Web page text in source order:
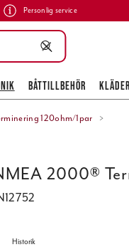
Personlig service
BÅTTILLBEHÖR
120ohm/1par
2000®
kr
Historik